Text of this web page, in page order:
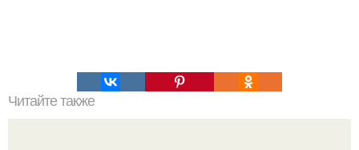
Читайте также